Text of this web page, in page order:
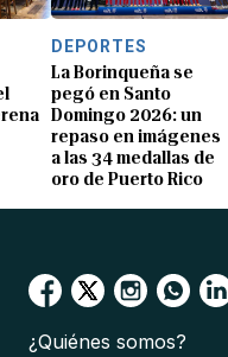
DEPORTES
La Borinqueña se
pegó en Santo
Domingo 2026: un
repaso en imágenes
a las 34 medallas de
oro de Puerto Rico
¿Quiénes somos?